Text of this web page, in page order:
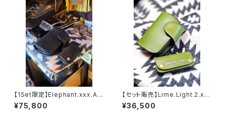
【1Set限定】Elephant.xxx.As
h'Gray-Black.Edition// JAC
K.RIDE.SSW
¥75,800
【セット販売】Lime.Light.2.xx
x & MoonⅢ // JACK.RIDE.S
SW
¥36,500